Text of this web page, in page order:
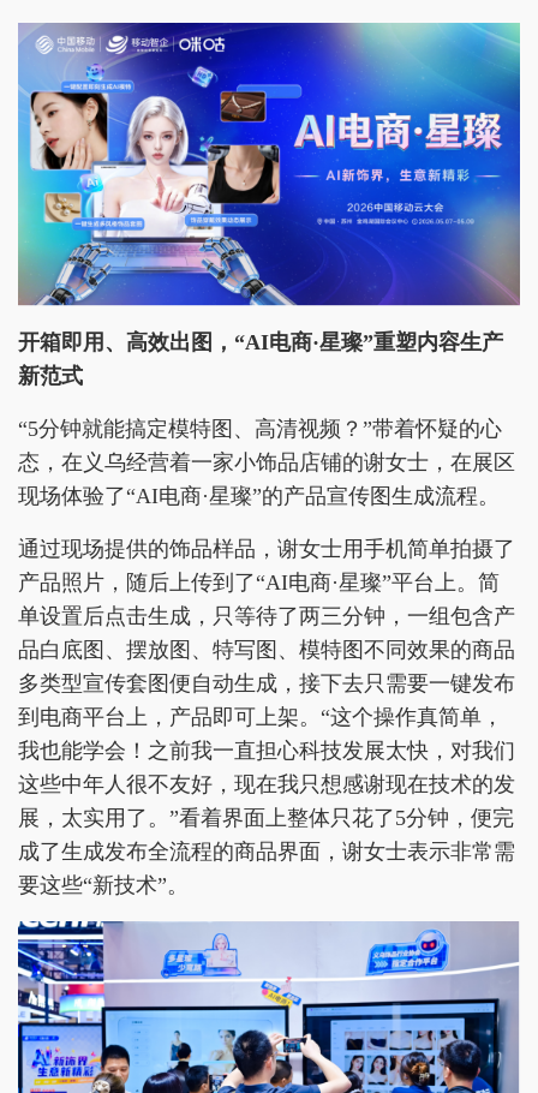
开箱即用、高效出图，“AI电商·星璨”重塑内容生产
新范式
“5分钟就能搞定模特图、高清视频？”带着怀疑的心
态，在义乌经营着一家小饰品店铺的谢女士，在展区
现场体验了“AI电商·星璨”的产品宣传图生成流程。
通过现场提供的饰品样品，谢女士用手机简单拍摄了
产品照片，随后上传到了“AI电商·星璨”平台上。简
单设置后点击生成，只等待了两三分钟，一组包含产
品白底图、摆放图、特写图、模特图不同效果的商品
多类型宣传套图便自动生成，接下去只需要一键发布
到电商平台上，产品即可上架。“这个操作真简单，
我也能学会！之前我一直担心科技发展太快，对我们
这些中年人很不友好，现在我只想感谢现在技术的发
展，太实用了。”看着界面上整体只花了5分钟，便完
成了生成发布全流程的商品界面，谢女士表示非常需
要这些“新技术”。